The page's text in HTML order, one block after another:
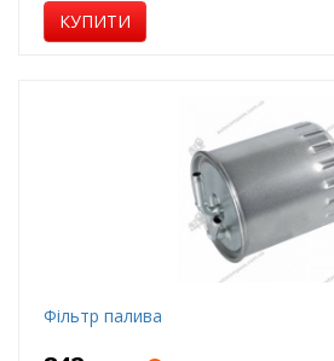
КУПИТИ
Фільтр палива